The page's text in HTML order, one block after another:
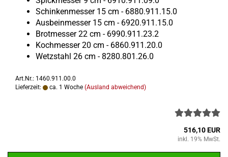
Schin­ken­mes­ser 15 cm - 6880.911.15.0
Aus­bein­mes­ser 15 cm - 6920.911.15.0
Brot­mes­ser 22 cm - 6990.911.23.2
Koch­mes­ser 20 cm - 6860.911.20.0
Wetz­stahl 26 cm - 8280.801.26.0
Art.Nr.: 1460.911.00.0
Lieferzeit:
ca. 1 Woche (Ausland abweichend)
516,10 EUR
inkl. 19% MwSt.